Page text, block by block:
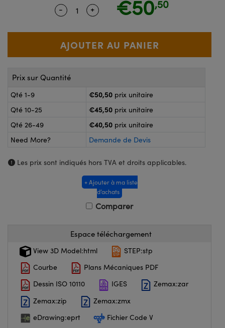
de Poche ou à Mesure Directe
: Microscopie
: Caméras
Optiques Lightpath
Gratings™
Quantity Selector
- Use the plus and minus buttons to
+ €50,50
Prix sur Quantité
Qté 1-9 €50,50 prix unitaire
Qté 10-25
€45,50 prix unitaire
Qté 26-49
€40,50 prix unitaire
Need More?
Demande de Devis
Les prix sont indiqués hors TVA et droits applicables.
+ Ajouter à ma liste
d’achats
Comparer
Espace téléchargement
View 3D Model:html
STEP:stp
Courbe
Plans Mécaniques PDF
Dessin ISO 10110
IGES
Zemax:zar
Zemax:zip
Zemax:zmx
eDrawing:eprt
Fichier Code V